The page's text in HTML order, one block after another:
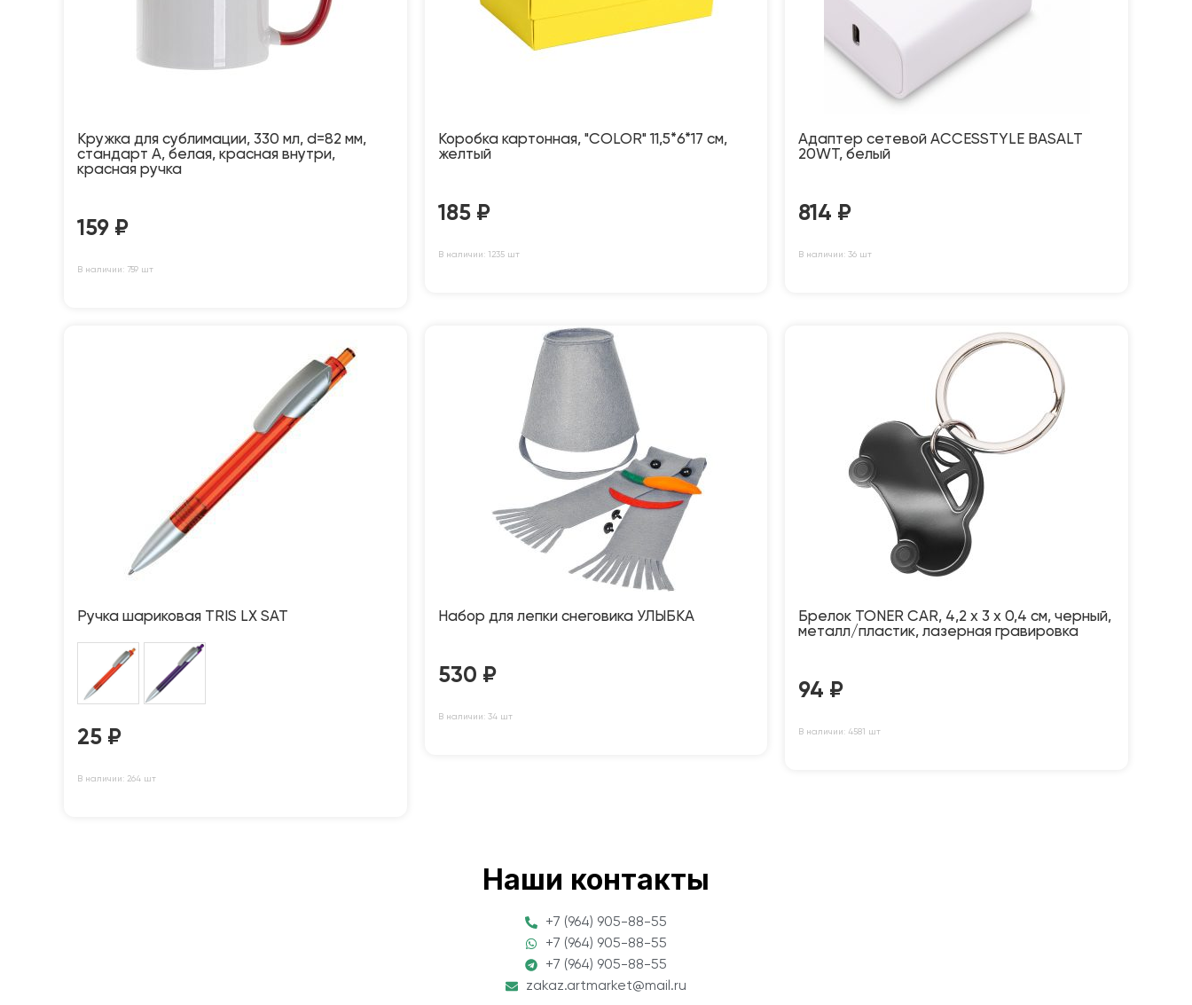
Кружка для сублимации, 330 мл, d=82 мм,
стандарт А, белая, красная внутри,
красная ручка
159 ₽
В наличии: 759 шт
Коробка картонная, "COLOR" 11,5*6*17 см,
желтый
185 ₽
В наличии: 1235 шт
Адаптер сетевой ACCESSTYLE BASALT
20WT, белый
814 ₽
В наличии: 36 шт
Ручка шариковая TRIS LX SAT
25 ₽
В наличии: 264 шт
Набор для лепки снеговика УЛЫБКА
530 ₽
В наличии: 34 шт
Брелок TONER CAR, 4,2 x 3 x 0,4 см, черный,
металл/пластик, лазерная гравировка
94 ₽
В наличии: 4581 шт
Наши контакты
+7 (964) 905-88-55
+7 (964) 905-88-55
+7 (964) 905-88-55
zakaz.artmarket@mail.ru